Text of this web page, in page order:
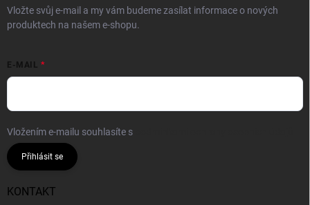
Vložte svůj e-mail a my vám budeme zasílat informace o nových
produktech na našem e-shopu.
E-MAIL
Vložením e-mailu souhlasíte s
Přihlásit se
KONTAKT